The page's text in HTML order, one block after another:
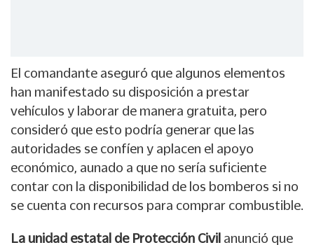
El comandante aseguró que algunos elementos
han manifestado su disposición a prestar
vehículos y laborar de manera gratuita, pero
consideró que esto podría generar que las
autoridades se confíen y aplacen el apoyo
económico, aunado a que no sería suficiente
contar con la disponibilidad de los bomberos si no
se cuenta con recursos para comprar combustible.
La unidad estatal de Protección Civil anunció que